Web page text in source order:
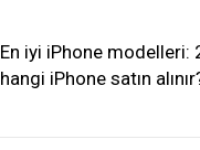
En iyi iPhone modelleri:
hangi iPhone satın